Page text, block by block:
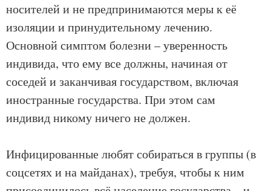
носителей и не предпринимаются меры к её
изоляции и принудительному лечению.
Основной симптом болезни – уверенность
индивида, что ему все должны, начиная от
соседей и заканчивая государством, включая
иностранные государства. При этом сам
индивид никому ничего не должен.
Инфицированные любят собираться в группы (в
соцсетях и на майданах), требуя, чтобы к ним